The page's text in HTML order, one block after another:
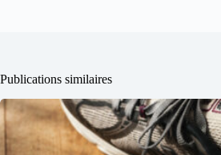
Publications similaires